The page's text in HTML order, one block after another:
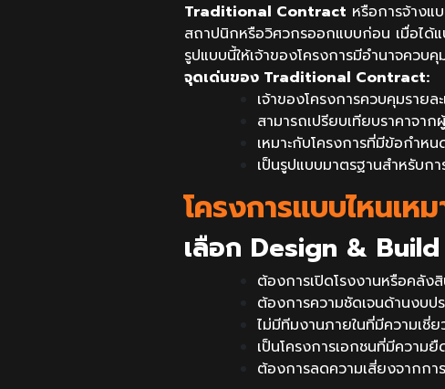
Traditional Contract หรือการจ้างแ
สถาปนิกหรือวิศวกรออกแบบก่อน เมื่อได้
รูปแบบนี้ให้เจ้าของโครงการมีอำนาจควบ
จุดเด่นของ Traditional Contract:
เจ้าของโครงการควบคุมราย
สามารถเปรียบเทียบราคาจา
เหมาะกับโครงการที่มีข้อกำห
เป็นรูปแบบมาตรฐานสำหรับก
โครงการแบบไหนเห
เลือก Design & Build
ต้องการเปิดโรงงานหรือคลัง
ต้องการความชัดเจนด้านงบ
ไม่มีทีมงานภายในที่มีความเชี่
เป็นโครงการเอกชนที่มีความ
ต้องการลดความเสี่ยงจากกา